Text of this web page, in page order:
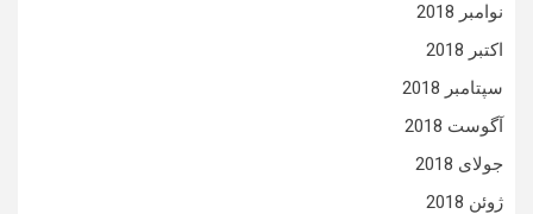
نوامبر 2018
اکتبر 2018
سپتامبر 2018
آگوست 2018
جولای 2018
ژوئن 2018